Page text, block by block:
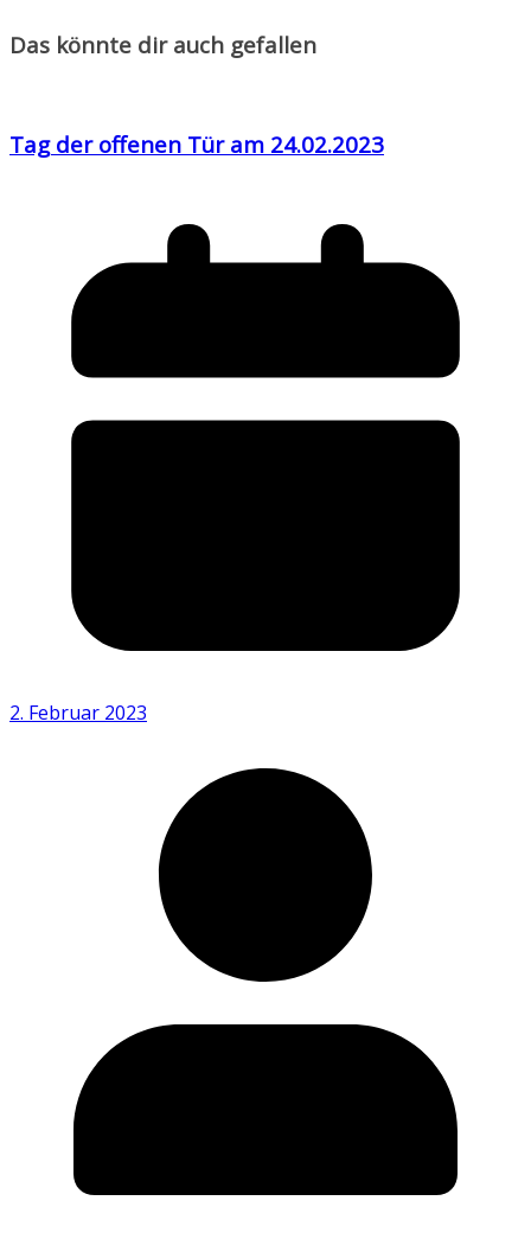
Das könnte dir auch gefallen
Tag der offenen Tür am 24.02.2023
2. Februar 2023